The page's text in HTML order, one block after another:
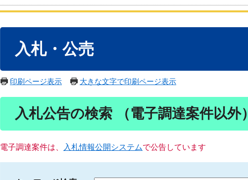
入札・公売
印刷ページ表示 大きな文字で印刷ページ表示
入札公告の検索 （電子調達案件以外）
電子調達案件は、 入札情報公開システムで公告しています